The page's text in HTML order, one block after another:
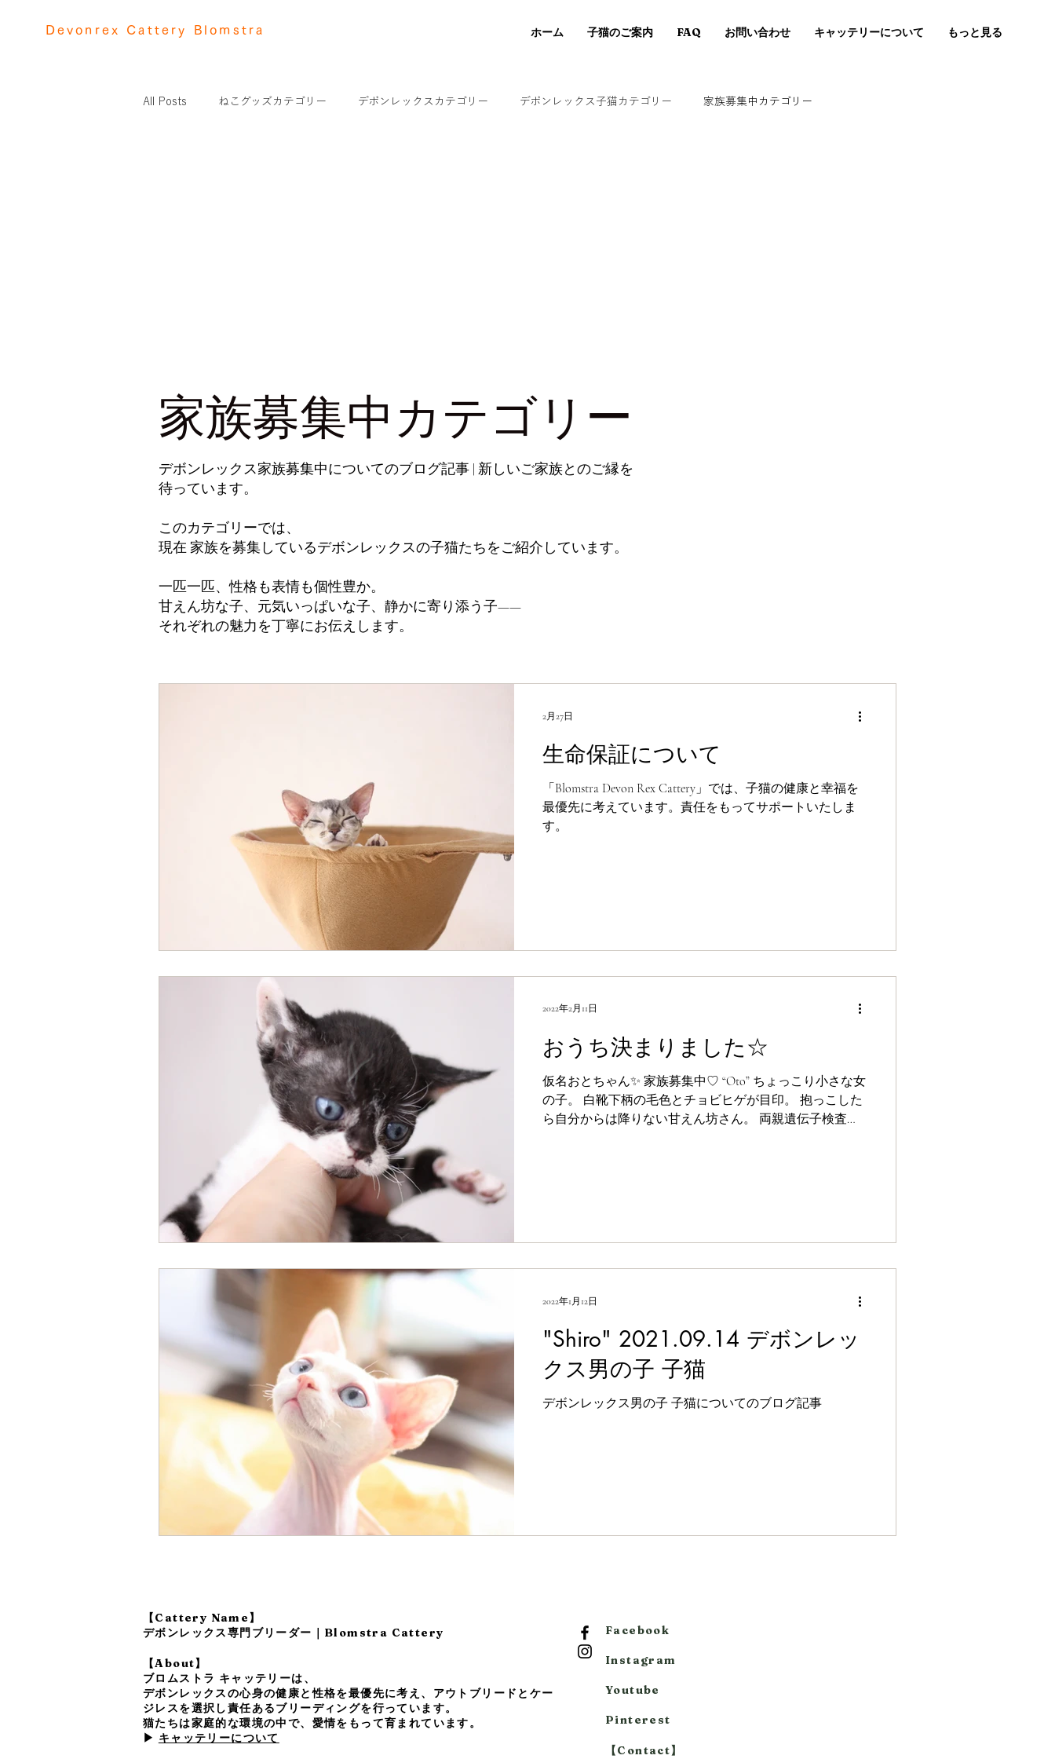
Devonrex Cattery Blomstra ホーム 子猫のご案内 FAQ お問い合わせ キャッテリーについて もっと見る
All Posts ねこグッズカテゴリー デボンレックスカテゴリー デボンレックス子猫カテゴリー 家族募集中カテゴリー
家族募集中カテゴリー
デボンレックス家族募集中についてのブログ記事 | 新しいご家族とのご縁を
待っています。
このカテゴリーでは、
現在 家族を募集しているデボンレックスの子猫たちをご紹介しています。
一匹一匹、性格も表情も個性豊か。
甘えん坊な子、元気いっぱいな子、静かに寄り添う子——
それぞれの魅力を丁寧にお伝えします。
生命保証について
「Blomstra Devon Rex Cattery」では、子猫の健康と幸福を
最優先に考えています。責任をもってサポートいたしま
す。
2月27日
おうち決まりました☆
仮名おとちゃん✨ 家族募集中♡ “Oto” ちょっこり小さな女
の子。 白靴下柄の毛色とチョビヒゲが目印。 抱っこした
ら自分からは降りない甘えん坊さん。 両親遺伝子検査ク
2022年2月11日
"Shiro" 2021.09.14 デボンレッ
クス男の子 子猫
デボンレックス男の子 子猫についてのブログ記事
2022年1月12日
【Cattery Name】
デボンレックス専門ブリーダー｜Blomstra Cattery
【About】
ブロムストラ キャッテリーは、
デボンレックスの心身の健康と性格を最優先に考え、アウトブリードとケー
ジレスを選択し責任あるブリーディングを行っています。
猫たちは家庭的な環境の中で、愛情をもって育まれています。
▶ キャッテリーについて
Facebook
Instagram
Youtube
Pinterest
【Contact】